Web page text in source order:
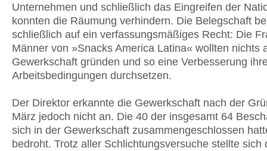
Unternehmen und schließlich das Eingreifen der
konnten die Räumung verhindern. Die Belegschaft
schließlich auf ein verfassungsmäßiges Recht: Die
Männer von »Snacks America Latina« wollten nichts
Gewerkschaft gründen und so eine Verbesserung
Arbeitsbedingungen durchsetzen.
Der Direktor erkannte die Gewerkschaft nach der
März jedoch nicht an. Die 40 der insgesamt 64
sich in der Gewerkschaft zusammengeschlossen
bedroht. Trotz aller Schlichtungsversuche stellte sich